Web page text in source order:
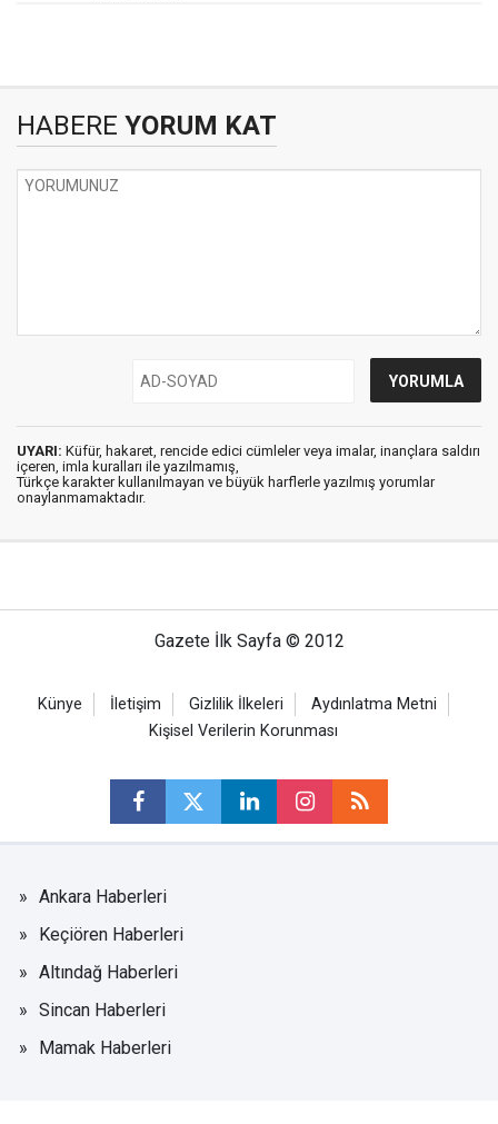
HABERE YORUM KAT
UYARI: Küfür, hakaret, rencide edici cümleler veya imalar, inançlara saldırı
içeren, imla kuralları ile yazılmamış,
Türkçe karakter kullanılmayan ve büyük harflerle yazılmış yorumlar
onaylanmamaktadır.
Gazete İlk Sayfa © 2012
Künye İletişim Gizlilik İlkeleri
Aydınlatma Metni
Kişisel Verilerin Korunması
Ankara Haberleri
Keçiören Haberleri
Altındağ Haberleri
Sincan Haberleri
Mamak Haberleri